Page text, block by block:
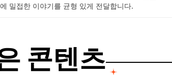
밀접한 이야기를 균형 있게 전달합니다.
콘텐츠